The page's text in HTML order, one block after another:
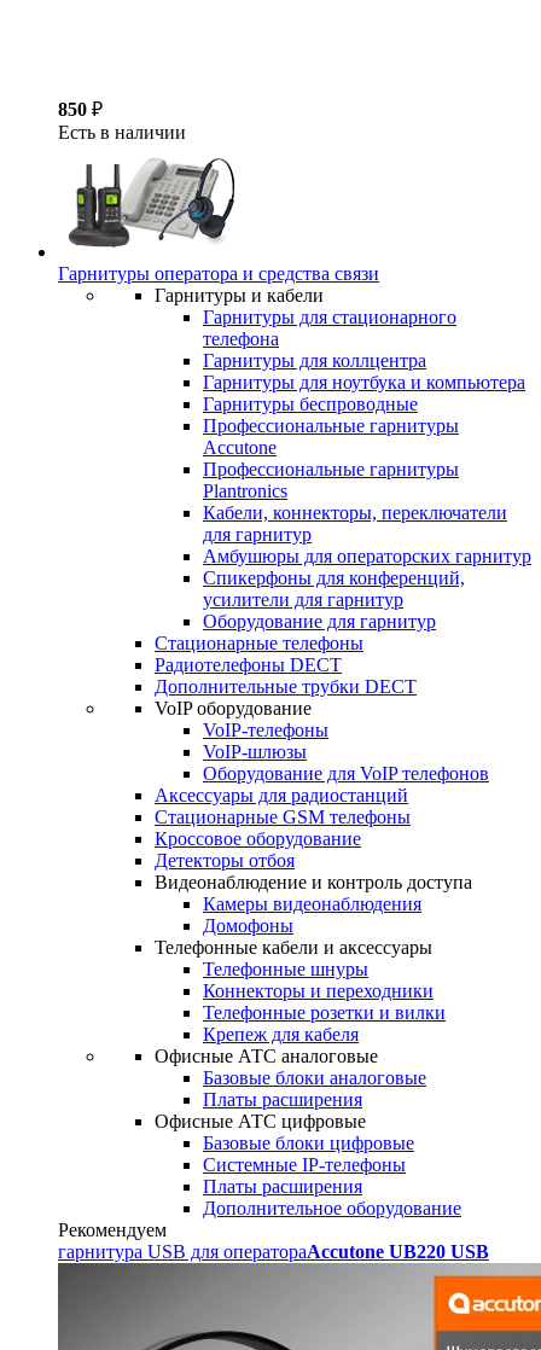
850 ₽
Есть в наличии
Гарнитуры оператора и средства связи
Гарнитуры и кабели
Гарнитуры для стационарного
телефона
Гарнитуры для коллцентра
Гарнитуры для ноутбука и компьютера
Гарнитуры беспроводные
Профессиональные гарнитуры
Accutone
Профессиональные гарнитуры
Plantronics
Кабели, коннекторы, переключатели
для гарнитур
Амбушюры для операторских гарнитур
Cпикерфоны для конференций,
усилители для гарнитур
Оборудование для гарнитур
Стационарные телефоны
Радиотелефоны DECT
Дополнительные трубки DECT
VoIP оборудование
VoIP-телефоны
VoIP-шлюзы
Оборудование для VoIP телефонов
Аксессуары для радиостанций
Стационарные GSM телефоны
Кроссовое оборудование
Детекторы отбоя
Видеонаблюдение и контроль доступа
Камеры видеонаблюдения
Домофоны
Телефонные кабели и аксессуары
Телефонные шнуры
Коннекторы и переходники
Телефонные розетки и вилки
Крепеж для кабеля
Офисные АТС аналоговые
Базовые блоки аналоговые
Платы расширения
Офисные АТС цифровые
Базовые блоки цифровые
Системные IP-телефоны
Платы расширения
Дополнительное оборудование
Рекомендуем
гарнитура USB для оператораAccutone UB220 USB